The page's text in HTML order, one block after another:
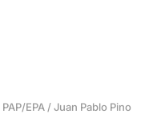
PAP/EPA /Juan Pablo Pino